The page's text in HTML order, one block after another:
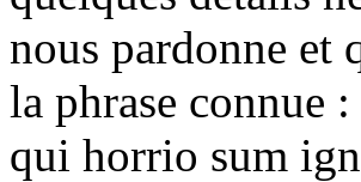
nous pardonne et
la phrase connue
qui horrio sum